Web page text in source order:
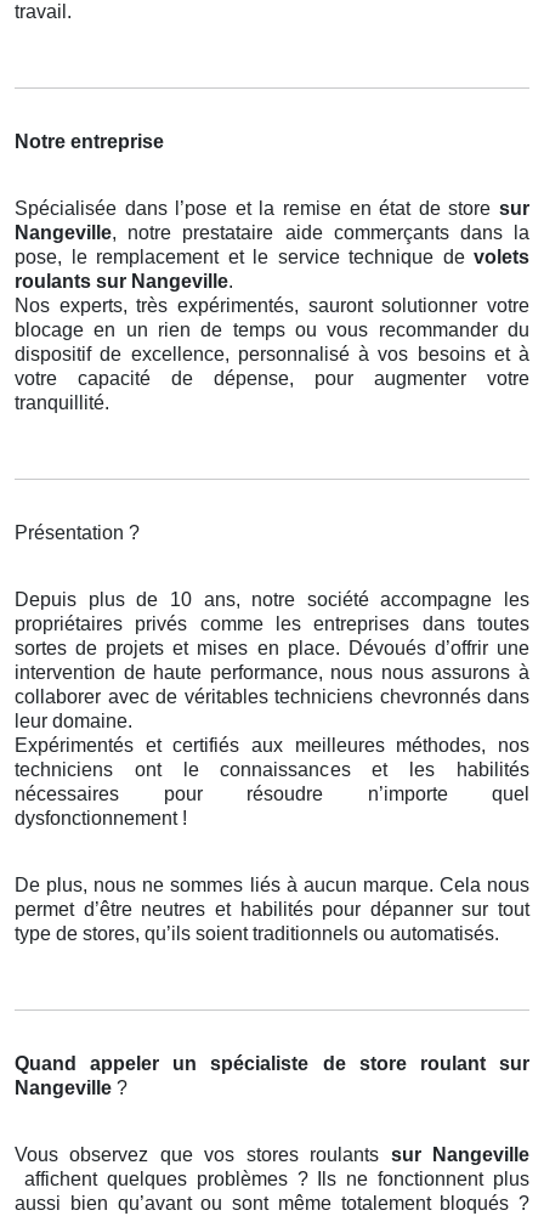
travail.
Notre entreprise
Spécialisée dans l’pose et la remise en état de store sur
Nangeville, notre prestataire aide commerçants dans la
pose, le remplacement et le service technique de volets
roulants sur Nangeville.
Nos experts, très expérimentés, sauront solutionner votre
blocage en un rien de temps ou vous recommander du
dispositif de excellence, personnalisé à vos besoins et à
votre capacité de dépense, pour augmenter votre
tranquillité.
Présentation ?
Depuis plus de 10 ans, notre société accompagne les
propriétaires privés comme les entreprises dans toutes
sortes de projets et mises en place. Dévoués d’offrir une
intervention de haute performance, nous nous assurons à
collaborer avec de véritables techniciens chevronnés dans
leur domaine.
Expérimentés et certifiés aux meilleures méthodes, nos
techniciens ont le connaissances et les habilités
nécessaires pour résoudre n’importe quel
dysfonctionnement !
De plus, nous ne sommes liés à aucun marque. Cela nous
permet d’être neutres et habilités pour dépanner sur tout
type de stores, qu’ils soient traditionnels ou automatisés.
Quand appeler un spécialiste de store roulant
sur
Nangeville ?
Vous observez que vos stores roulants sur Nangeville
affichent quelques problèmes ? Ils ne fonctionnent plus
aussi bien qu’avant ou sont même totalement bloqués ?